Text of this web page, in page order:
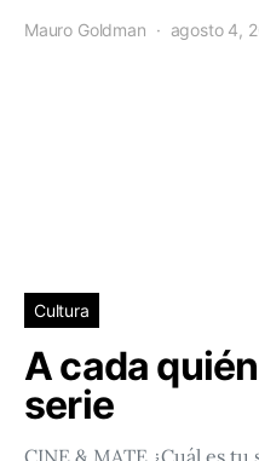
Mauro Goldman agosto 4,
Cultura
A cada
serie